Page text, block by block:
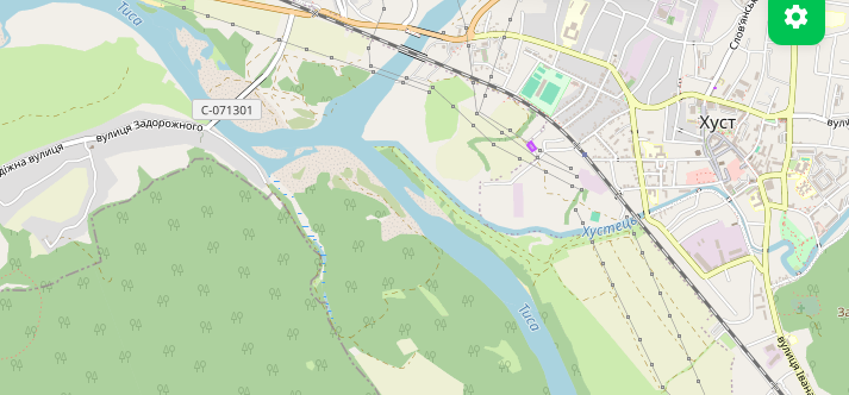
Деокупована територія
Бойові дії завершені
НЕБЕЗПЕЧНІ ТЕРИТОРІЇ
(ДСНС)